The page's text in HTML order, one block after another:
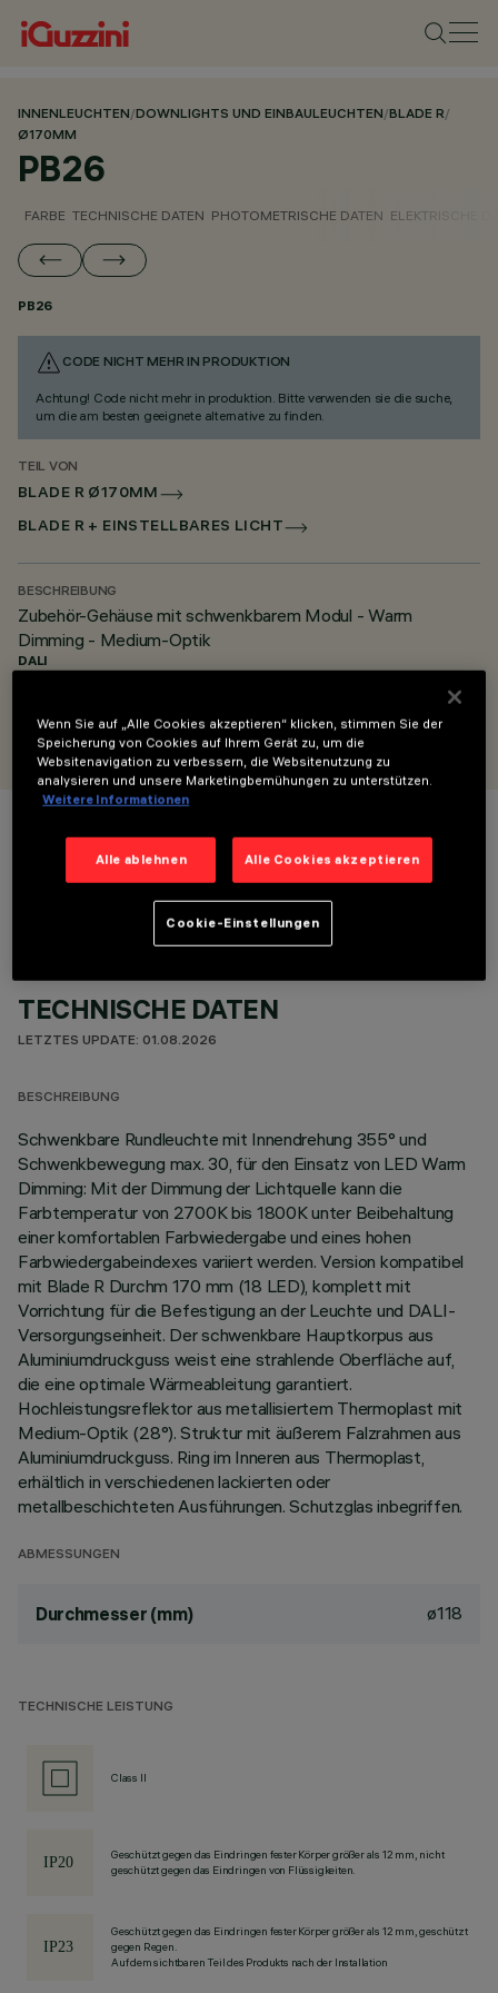
INNENLEUCHTEN/DOWNLIGHTS UND EINBAULEUCHTEN/BLADE R/
Ø170MM
PB26
FARBE TECHNISCHE DATEN PHOTOMETRISCHE DATEN ELEKTRISCHE
PB26
CODE NICHT MEHR IN PRODUKTION
Achtung! Code nicht mehr in produktion. Bitte verwenden sie die suche,
um die am besten geeignete alternative zu finden.
TEIL VON
BLADE R Ø170MM
BLADE R + EINSTELLBARES LICHT
BESCHREIBUNG
Zubehör-Gehäuse mit schwenkbarem Modul - Warm
Dimming - Medium-Optik
DALI
ENTWORFEN VON
iGuzzini
FARBE
TECHNISCHE DATEN
LETZTES UPDATE: 01.08.2026
BESCHREIBUNG
Schwenkbare Rundleuchte mit Innendrehung 355° und
Schwenkbewegung max. 30, für den Einsatz von LED Warm
Dimming: Mit der Dimmung der Lichtquelle kann die
Farbtemperatur von 2700K bis 1800K unter Beibehaltung
einer komfortablen Farbwiedergabe und eines hohen
Farbwiedergabeindexes variiert werden. Version kompatibel
mit Blade R Durchm 170 mm (18 LED), komplett mit
Vorrichtung für die Befestigung an der Leuchte und DALI-
Versorgungseinheit. Der schwenkbare Hauptkorpus aus
Aluminiumdruckguss weist eine strahlende Oberfläche auf,
die eine optimale Wärmeableitung garantiert.
Hochleistungsreflektor aus metallisiertem Thermoplast mit
Medium-Optik (28°). Struktur mit äußerem Falzrahmen aus
Aluminiumdruckguss. Ring im Inneren aus Thermoplast,
erhältlich in verschiedenen lackierten oder
metallbeschichteten Ausführungen. Schutzglas inbegriffen.
ABMESSUNGEN
Durchmesser (mm) ø118
TECHNISCHE LEISTUNG
Class II
Geschützt gegen das Eindringen fester Körper größer als 12 mm, nicht
geschützt gegen das Eindringen von Flüssigkeiten.
Geschützt gegen das Eindringen fester Körper größer als 12 mm, geschützt
gegen Regen.
Auf dem sichtbaren Teil des Produkts nach der Installation
Wenn Sie auf „Alle Cookies akzeptieren“ klicken, stimmen Sie der
Speicherung von Cookies auf Ihrem Gerät zu, um die
Websitenavigation zu verbessern, die Websitenutzung zu
analysieren und unsere Marketingbemühungen zu unterstützen.
Weitere Informationen
Alle ablehnen Alle Cookies akzeptieren
Cookie-Einstellungen